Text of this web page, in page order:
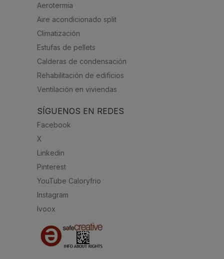
Aerotermia
Aire acondicionado split
Climatización
Estufas de pellets
Calderas de condensación
Rehabilitación de edificios
Ventilación en viviendas
SÍGUENOS EN REDES
Facebook
X
Linkedin
Pinterest
YouTube Caloryfrio
Instagram
Ivoox